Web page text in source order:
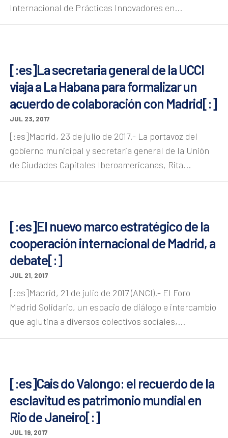
Internacional de Prácticas Innovadores en...
[:es]La secretaria general de la UCCI
viaja a La Habana para formalizar un
acuerdo de colaboración con Madrid[:]
JUL 23, 2017
[:es]Madrid, 23 de julio de 2017.- La portavoz del
gobierno municipal y secretaria general de la Unión
de Ciudades Capitales Iberoamericanas, Rita...
[:es]El nuevo marco estratégico de la
cooperación internacional de Madrid, a
debate[:]
JUL 21, 2017
[:es]Madrid, 21 de julio de 2017 (ANCI).- El Foro
Madrid Solidario, un espacio de diálogo e intercambio
que aglutina a diversos colectivos sociales,...
[:es]Cais do Valongo: el recuerdo de la
esclavitud es patrimonio mundial en
Rio de Janeiro[:]
JUL 19, 2017